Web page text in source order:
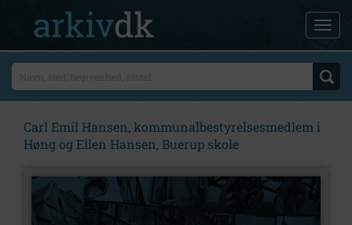
Carl Emil Hansen, kommunalbestyrelsesmedlem i
Høng og Ellen Hansen, Buerup skole